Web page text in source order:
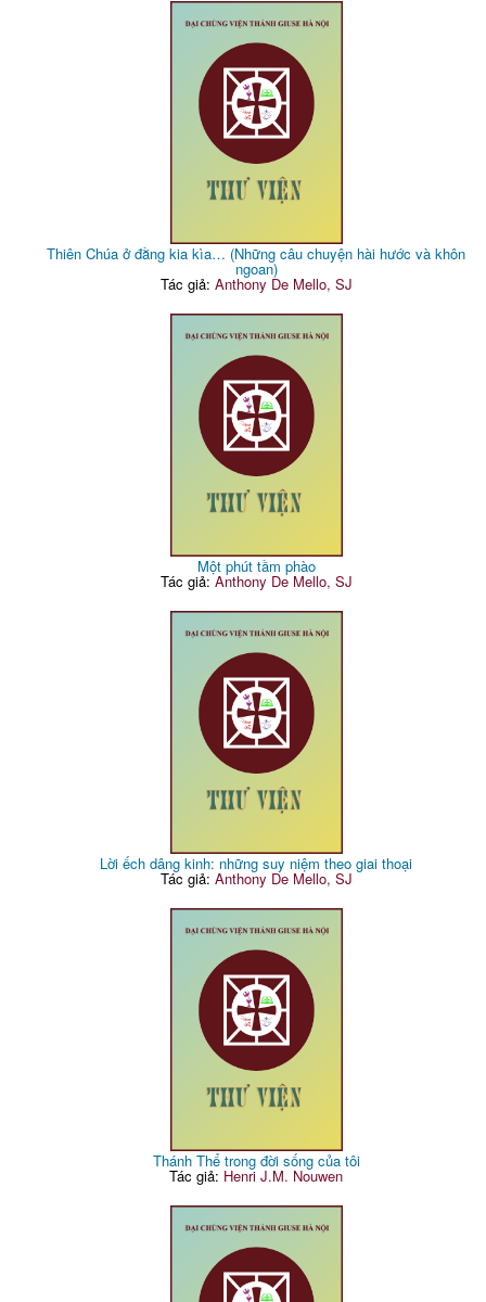
Thiên Chúa ở đằng kia kìa… (Những câu chuyện hài hước và khôn
ngoan)
Tác giả: Anthony De Mello, SJ
Một phút tầm phào
Tác giả:Anthony De Mello, SJ
Lời ếch dâng kinh: những suy niệm theo giai thoại
Tác giả: Anthony De Mello, SJ
Thánh Thể trong đời sống của tôi
Tác giả: Henri J.M. Nouwen